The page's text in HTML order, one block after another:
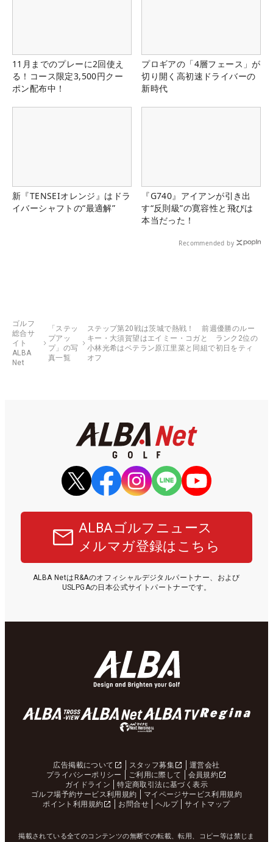
11月までのプレーに2回使え
る！コース限定3,500円クー
ポン配布中！
プロギアの「4層フェース」が
切り開く高初速ドライバーの
新時代
新『TENSEIオレンジ』はドラ
イバーシャフトの“最適解”
『G740』アイアンが引き出
す“反則級”の寛容性と飛びは
本当だった！
Recommended by
ゴルフ
総合サ
イト
ALBA
Net
「ステッ
プアッ
プ」の写
真一覧
ステップ第20戦は茨城で熱戦！ 前週優勝のルー
キー・大須賀望はエイミー・コガと ランク2位の
小林光希はベテラン原江里菜と同組で初日をティ
オフ
ALBAゴルフニュース
メルマガ登録はこちら
ALBA NetはR&Aのオフィシャルデジタルパートナー、および
USLPGAの日本公式サイトパートナーです。
広告掲載について スタッフ募集
運営会社
プライバシーポリシー
ご利用に際して
会員規約
ガイドライン
特定商取引法に基づく表示
ゴルフ場予約サービス利用規約
マイページサービス利用規約
ポイント利用規約
お問合せ ヘルプ サイトマップ
掲載されている全てのコンテンツの無断での転載、転用、コピー等は禁じま